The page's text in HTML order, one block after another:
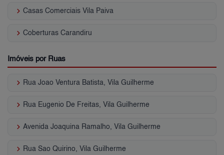
keyboard_arrow_right Casas Comerciais Vila Paiva
keyboard_arrow_right Coberturas Carandiru
Imóveis por Ruas
keyboard_arrow_right Rua Joao Ventura Batista, Vila Guilherme
keyboard_arrow_right Rua Eugenio De Freitas, Vila Guilherme
keyboard_arrow_right Avenida Joaquina Ramalho, Vila Guilherme
keyboard_arrow_right Rua Sao Quirino, Vila Guilherme